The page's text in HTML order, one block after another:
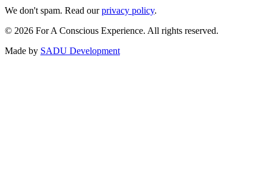
We don't spam. Read our privacy policy.
© 2026 For A Conscious Experience. All rights reserved.
Made by SADU Development